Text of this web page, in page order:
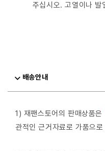
주십시오. 고열이나 발
배송안내
1) 재팬스토어의 판매상품은
관적인 근거자료로 가품으